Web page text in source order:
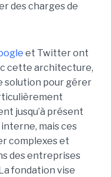
des charges de
et Twitter ont
cette architecture,
solution pour gérer
jusqu’à présent
mais ces
complexes et
des entreprises
fondation vise